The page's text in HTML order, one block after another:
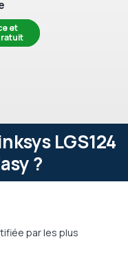
et
LGS124
?
par les plus